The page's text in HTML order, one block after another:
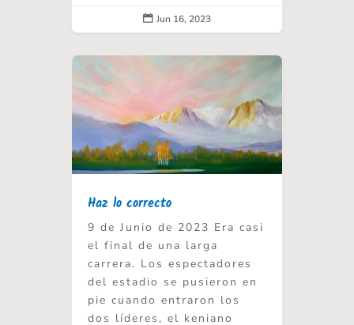
 Jun 16, 2023
Haz lo correcto
9 de Junio de 2023 Era casi
el final de una larga
carrera. Los espectadores
del estadio se pusieron en
pie cuando entraron los
dos líderes, el keniano